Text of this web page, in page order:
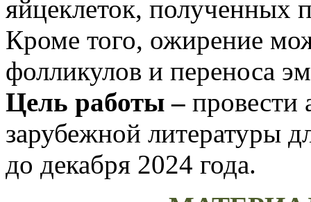
яйцеклеток, полученных
Кроме того, ожирение
фолликулов и переноса
Цель работы – провести
зарубежной литературы
до декабря 2024 года.